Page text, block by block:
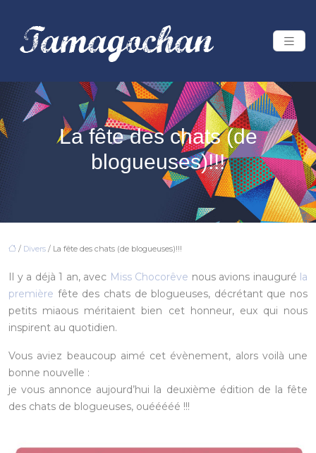
La fête des chats (de
blogueuses)!!!
/ Divers / La fête des chats (de blogueuses)!!!
Il y a déjà 1 an, avec Miss Chocorêve nous avions inauguré la
première fête des chats de blogueuses, décrétant que nos
petits miaous méritaient bien cet honneur, eux qui nous
inspirent au quotidien.
Vous aviez beaucoup aimé cet évènement, alors voilà une
bonne nouvelle :
je vous annonce aujourd’hui la deuxième édition de la fête
des chats de blogueuses, ouééééé !!!